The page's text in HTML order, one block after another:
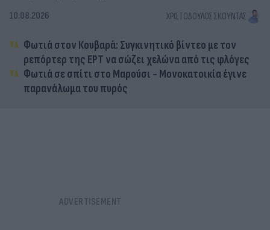
10.08.2026 ΧΡΙΣΤΌΔΟΥΛΟΣ ΣΚΟΎΝΤΑΣ
Φωτιά στον Κουβαρά: Συγκινητικό βίντεο με τον
ρεπόρτερ της ΕΡΤ να σώζει χελώνα από τις φλόγες
Φωτιά σε σπίτι στο Μαρούσι - Μονοκατοικία έγινε
παρανάλωμα του πυρός